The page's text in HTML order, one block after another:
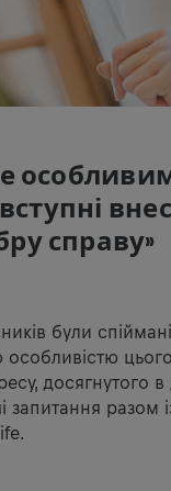
справу»
були
досягнутого в
запитання